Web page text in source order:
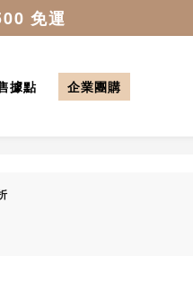
據點 企業團購